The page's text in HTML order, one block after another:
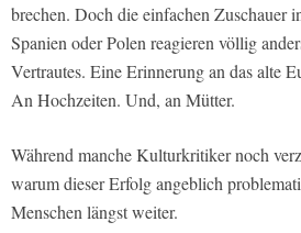
brechen. Doch die einfachen Zuschauer
Spanien oder Polen reagieren völlig
Vertrautes. Eine Erinnerung an das alte
An Hochzeiten. Und, an Mütter.
Während manche Kulturkritiker noch
warum dieser Erfolg angeblich
Menschen längst weiter.